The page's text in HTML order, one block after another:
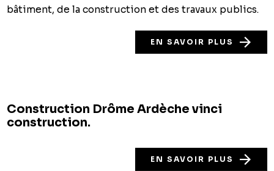
bâtiment, de la construction et des travaux publics.
EN SAVOIR PLUS
Construction Drôme Ardèche vinci
construction.
EN SAVOIR PLUS